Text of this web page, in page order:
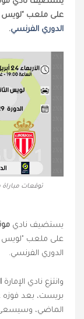
على ملعب "لويس
الدوري الفرنسي.
توقعات مباراة
يستضيف نادي
الدوري الفرنسي.
وانتزع نادي الإمارة
بريست، بعد فوزه
الماضي، وسيسعى